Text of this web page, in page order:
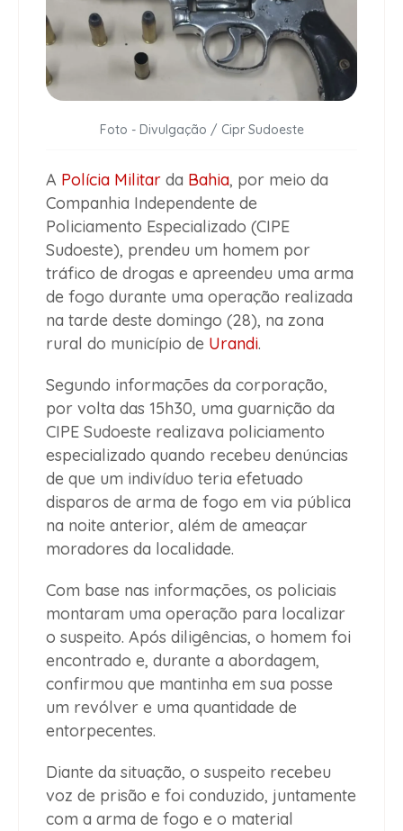
Foto - Divulgação / Cipr Sudoeste
A Polícia Militar da Bahia, por meio da
Companhia Independente de
Policiamento Especializado (CIPE
Sudoeste), prendeu um homem por
tráfico de drogas e apreendeu uma arma
de fogo durante uma operação realizada
na tarde deste domingo (28), na zona
rural do município de Urandi.
Segundo informações da corporação,
por volta das 15h30, uma guarnição da
CIPE Sudoeste realizava policiamento
especializado quando recebeu denúncias
de que um indivíduo teria efetuado
disparos de arma de fogo em via pública
na noite anterior, além de ameaçar
moradores da localidade.
Com base nas informações, os policiais
montaram uma operação para localizar
o suspeito. Após diligências, o homem foi
encontrado e, durante a abordagem,
confirmou que mantinha em sua posse
um revólver e uma quantidade de
entorpecentes.
Diante da situação, o suspeito recebeu
voz de prisão e foi conduzido, juntamente
com a arma de fogo e o material